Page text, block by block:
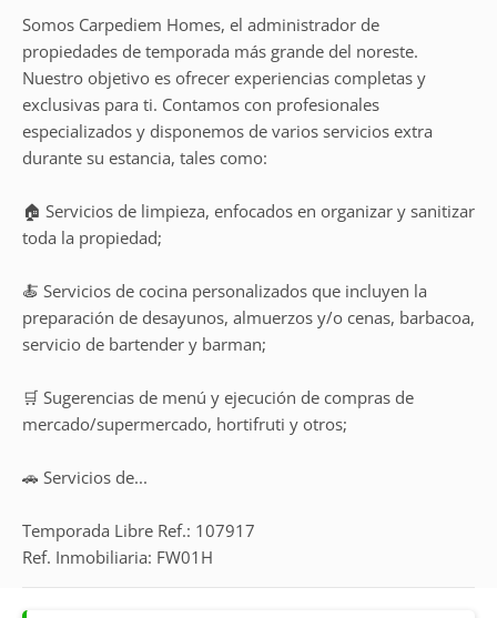
Somos Carpediem Homes, el administrador de
propiedades de temporada más grande del noreste.
Nuestro objetivo es ofrecer experiencias completas y
exclusivas para ti. Contamos con profesionales
especializados y disponemos de varios servicios extra
durante su estancia, tales como:
🏠 Servicios de limpieza, enfocados en organizar y sanitizar
toda la propiedad;
🍝 Servicios de cocina personalizados que incluyen la
preparación de desayunos, almuerzos y/o cenas, barbacoa,
servicio de bartender y barman;
🛒 Sugerencias de menú y ejecución de compras de
mercado/supermercado, hortifruti y otros;
🚗 Servicios de...
Temporada Libre Ref.: 107917
Ref. Inmobiliaria: FW01H